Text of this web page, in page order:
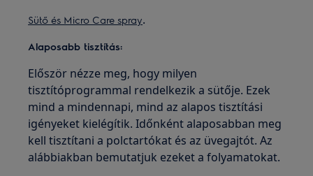
Sütő és Micro Care spray.
Alaposabb tisztítás:
Először nézze meg, hogy milyen
tisztítóprogrammal rendelkezik a sütője. Ezek
mind a mindennapi, mind az alapos tisztítási
igényeket kielégítik. Időnként alaposabban meg
kell tisztítani a polctartókat és az üvegajtót. Az
alábbiakban bemutatjuk ezeket a folyamatokat.